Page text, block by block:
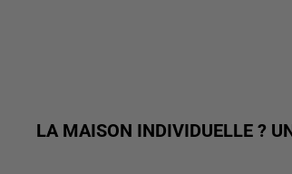
LA MAISON INDIVIDUELLE ?